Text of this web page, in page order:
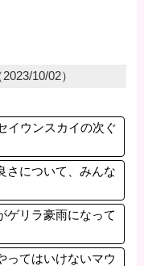
2023/10/02）
イウンスカイの次ぐ
さについて、みんな
ゲリラ豪雨になって
ってはいけないマウ